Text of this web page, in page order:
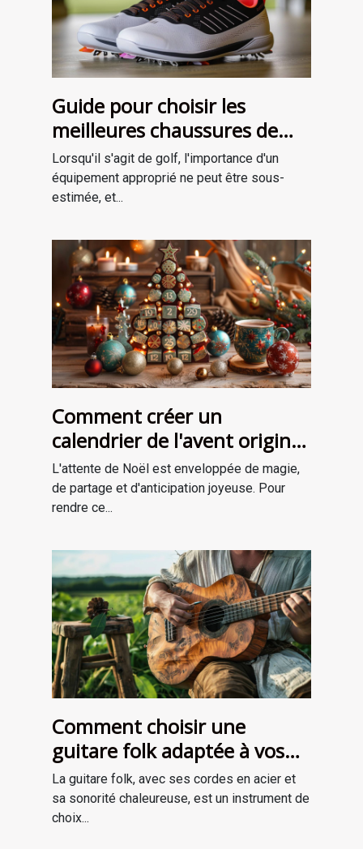
Guide pour choisir les
meilleures chaussures de
golf adaptées à votre style
de jeu
Lorsqu'il s'agit de golf, l'importance d'un
équipement approprié ne peut être sous-
estimée, et...
Comment créer un
calendrier de l'avent original
pour attendre Noël
L'attente de Noël est enveloppée de magie,
de partage et d'anticipation joyeuse. Pour
rendre ce...
Comment choisir une
guitare folk adaptée à vos
besoins
La guitare folk, avec ses cordes en acier et
sa sonorité chaleureuse, est un instrument de
choix...